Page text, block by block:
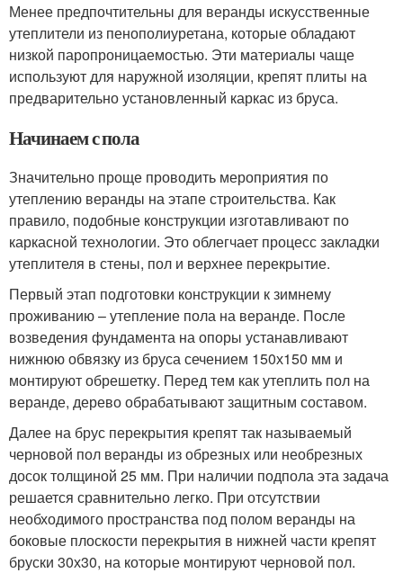
Менее предпочтительны для веранды искусственные
утеплители из пенополиуретана, которые обладают
низкой паропроницаемостью. Эти материалы чаще
используют для наружной изоляции, крепят плиты на
предварительно установленный каркас из бруса.
Начинаем с пола
Значительно проще проводить мероприятия по
утеплению веранды на этапе строительства. Как
правило, подобные конструкции изготавливают по
каркасной технологии. Это облегчает процесс закладки
утеплителя в стены, пол и верхнее перекрытие.
Первый этап подготовки конструкции к зимнему
проживанию – утепление пола на веранде. После
возведения фундамента на опоры устанавливают
нижнюю обвязку из бруса сечением 150х150 мм и
монтируют обрешетку. Перед тем как утеплить пол на
веранде, дерево обрабатывают защитным составом.
Далее на брус перекрытия крепят так называемый
черновой пол веранды из обрезных или необрезных
досок толщиной 25 мм. При наличии подпола эта задача
решается сравнительно легко. При отсутствии
необходимого пространства под полом веранды на
боковые плоскости перекрытия в нижней части крепят
бруски 30х30, на которые монтируют черновой пол.